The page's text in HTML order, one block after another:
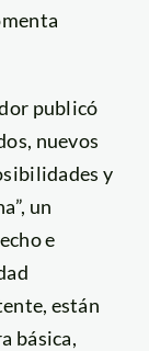
publicó
nuevos
y
un
e
están
básica,